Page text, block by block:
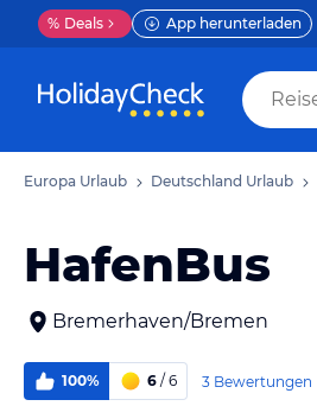
% Deals App herunterladen
Europa Urlaub Deutschland Urlaub
HafenBus
Bremerhaven/Bremen
100% 6 / 6 3 Bewertungen